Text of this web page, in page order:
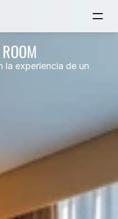
la experiencia de un